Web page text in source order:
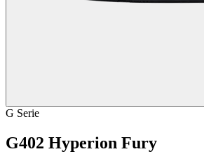
G Serie
G402 Hyperion Fury